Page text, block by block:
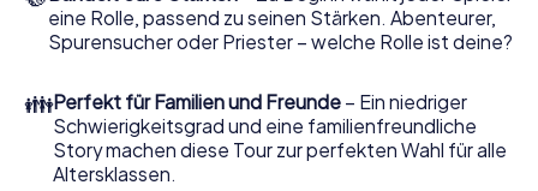
eine Rolle, passend zu seinen Stärken. Abenteurer,
Spurensucher oder Priester – welche Rolle ist deine?
👪Perfekt für Familien und Freunde – Ein niedriger
Schwierigkeitsgrad und eine familienfreundliche
Story machen diese Tour zur perfekten Wahl für alle
Altersklassen.